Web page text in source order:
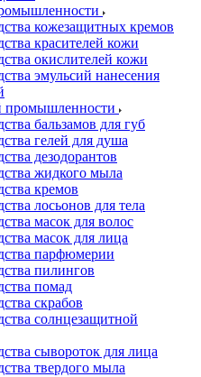
кожезащитных кремов
красителей кожи
окислителей кожи
эмульсий нанесения
промышленности
бальзамов для губ
гелей для душа
дезодорантов
жидкого мыла
кремов
лосьонов для тела
масок для волос
масок для лица
парфюмерии
пилингов
помад
скрабов
солнцезащитной
сывороток для лица
твердого мыла